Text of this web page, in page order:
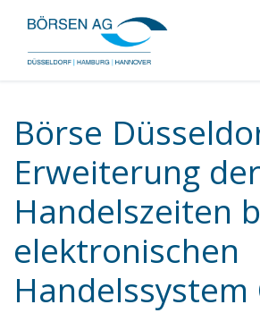
Börse
Erweiterung der
Handelszeiten
elektronischen